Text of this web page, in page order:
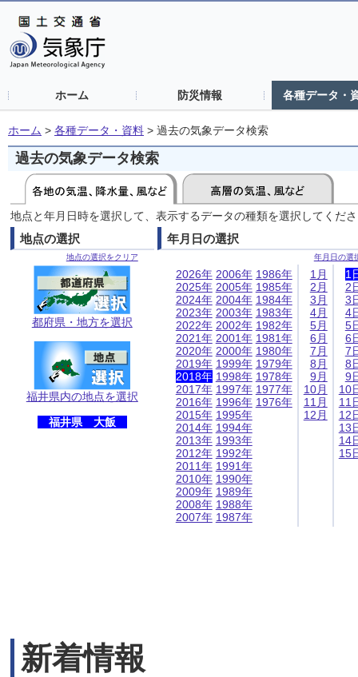
ホーム 防災情報 各種データ・
ホーム > 各種データ・資料 > 過去の気象データ検索
過去の気象データ検索
地点と年月日時を選択して、表示するデータの種類を選択してくだ
地点の選択
地点の選択をクリア
都府県・地方を選択
福井県内の地点を選択
福井県 大飯
年月日の選択
年月日の選
2026年
2025年
2024年
2023年
2022年
2021年
2020年
2019年
2018年
2017年
2016年
2015年
2014年
2013年
2012年
2011年
2010年
2009年
2008年
2007年
2006年
2005年
2004年
2003年
2002年
2001年
2000年
1999年
1998年
1997年
1996年
1995年
1994年
1993年
1992年
1991年
1990年
1989年
1988年
1987年
1986年
1985年
1984年
1983年
1982年
1981年
1980年
1979年
1978年
1977年
1976年
1月
2月
3月
4月
5月
6月
7月
8月
9月
10月
11月
12月
1
2
3
4
5
6
7
8
9
10
11
12
13
14
15
新着情報